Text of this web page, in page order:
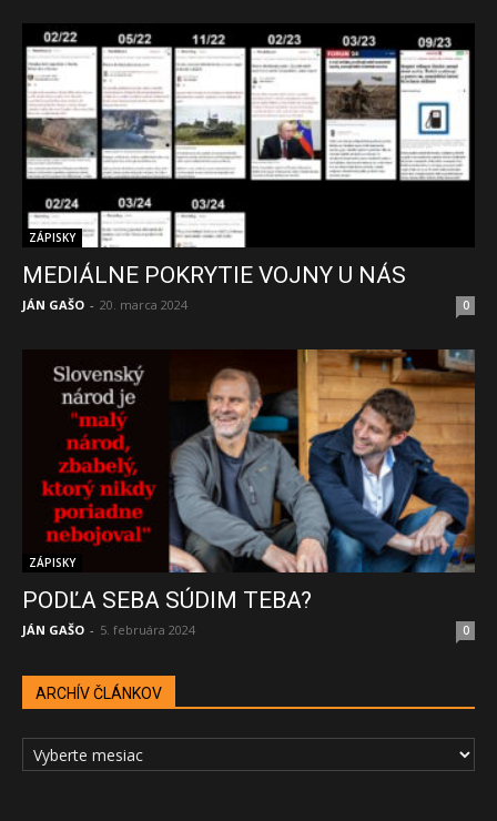
ZÁPISKY
MEDIÁLNE POKRYTIE VOJNY U NÁS
JÁN GAŠO - 20. marca 2024 0
ZÁPISKY
PODĽA SEBA SÚDIM TEBA?
JÁN GAŠO - 5. februára 2024 0
ARCHÍV ČLÁNKOV
ARCHÍV
ČLÁNKOV